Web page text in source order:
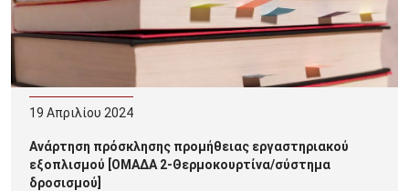
19 Απριλίου 2024
Ανάρτηση πρόσκλησης προμήθειας εργαστηριακού
εξοπλισμού [ΟΜΑΔΑ 2-Θερμοκουρτίνα/σύστημα
δροσισμού]